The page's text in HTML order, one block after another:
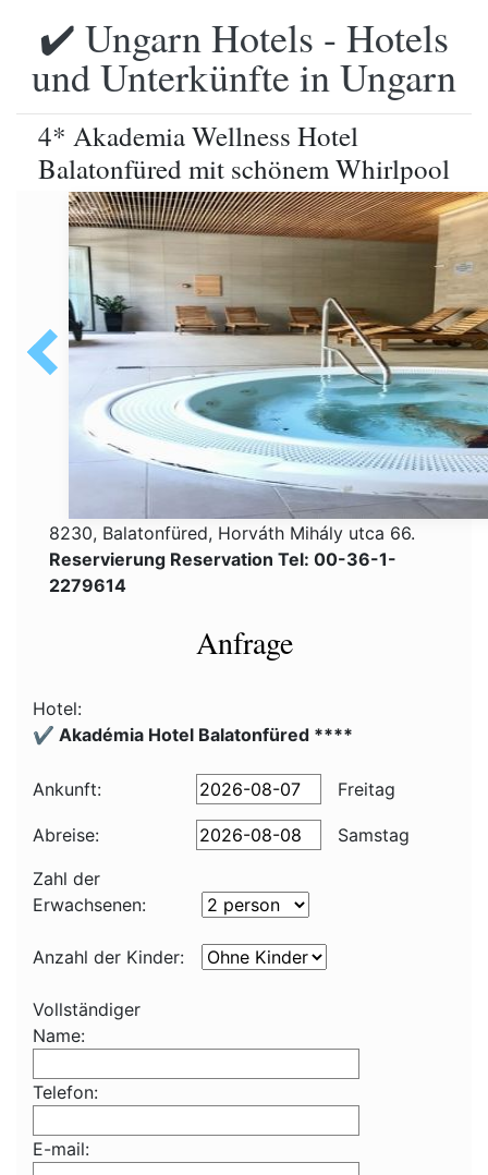
✔️ Ungarn Hotels - Hotels
und Unterkünfte in Ungarn
4* Akademia Wellness Hotel
Balatonfüred mit schönem Whirlpool
8230, Balatonfüred, Horváth Mihály utca 66.
Reservierung Reservation Tel: 00-36-1-
2279614
Anfrage
Hotel:
✔️ Akadémia Hotel Balatonfüred ****
Ankunft: Freitag
Abreise:
Samstag
Zahl der
Erwachsenen:
Anzahl der Kinder:
Vollständiger
Name:
Telefon:
E-mail: